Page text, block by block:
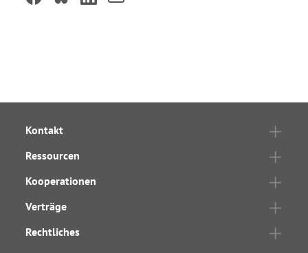
Kontakt
Ressourcen
Kooperationen
Verträge
Rechtliches